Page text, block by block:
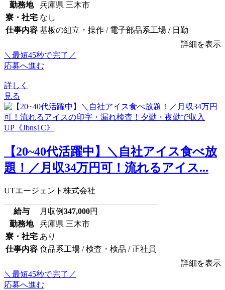
勤務地
兵庫県 三木市
寮・社宅 なし
仕事内容 基板の組立・操作 / 電子部品系工場 / 日勤
詳細を表示
＼最短45秒で完了／
応募へ進む
詳しく
見る
【20~40代活躍中】＼自社アイス食べ放
題！／月収34万円可！流れるアイス...
UTエージェント株式会社
給与 月収例347,000円
勤務地
兵庫県 三木市
寮・社宅 あり
仕事内容 食品系工場 / 検査・検品 / 正社員
詳細を表示
＼最短45秒で完了／
応募へ進む